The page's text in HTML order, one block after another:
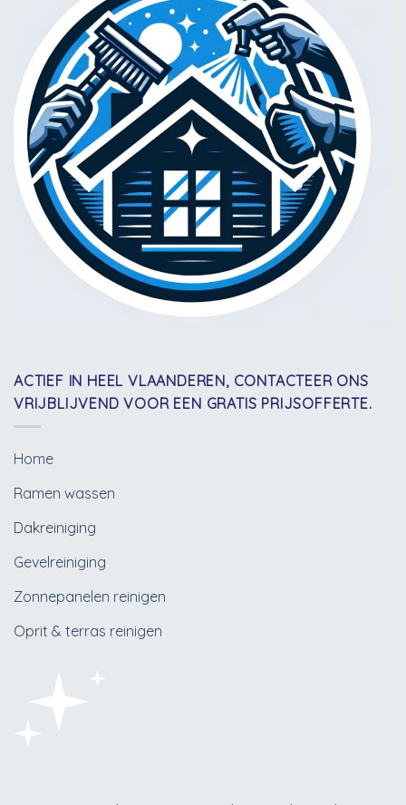
ACTIEF IN HEEL VLAANDEREN, CONTACTEER ONS
VRIJBLIJVEND VOOR EEN GRATIS PRIJSOFFERTE.
Home
Ramen wassen
Dakreiniging
Gevelreiniging
Zonnepanelen reinigen
Oprit & terras reinigen